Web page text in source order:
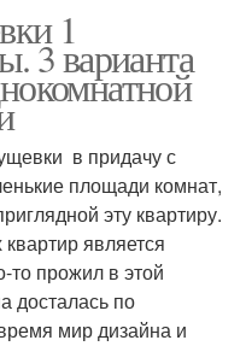
1
3 варианта
в придачу с
площади комнат,
эту квартиру.
является
то прожил в этой
досталась по
мир дизайна и